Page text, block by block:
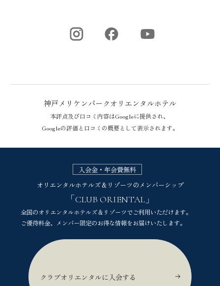
神戸メリケンパークオリエンタルホテル
本評点及び口コミ内容はGoogleに提供され、
Googleの評価と口コミの概要として表示されます。
入会金・年会費無料
オリエンタルホテルズ＆リゾーツのメンバーシップ
「CLUB ORIENTAL」
全国のオリエンタルホテルズ＆リゾーツでご利用いただけます。
ご優待料金、メンバー限定のお得な情報をお届けいたします。
クラブオリエンタルに入会する